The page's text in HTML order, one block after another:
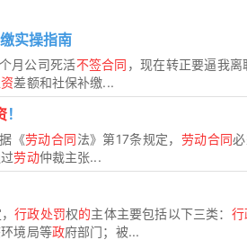
实操指南
月公司死活不签合同 ，现在转正要逼我
差额和社保补缴...
！
《劳动合同法》第17条规定， 劳动合同
劳动仲裁主张...
行政处罚权的主体主要包括以下三类： 行
境局等政府部门；被...